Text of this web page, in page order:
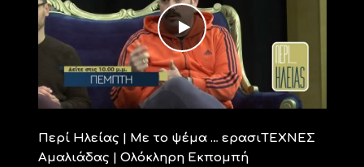
Περί Ηλείας | Με το ψέμα … ερασιΤΕΧΝΕΣ
Αμαλιάδας | Ολόκληρη Εκπομπή